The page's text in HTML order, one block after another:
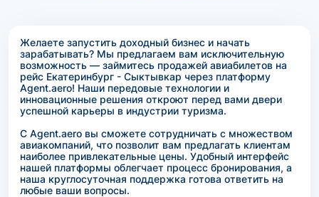
Желаете запустить доходный бизнес и начать
зарабатывать? Мы предлагаем вам исключительную
возможность — займитесь продажей авиабилетов на
рейс Екатеринбург - Сыктывкар через платформу
Agent.aero! Наши передовые технологии и
инновационные решения откроют перед вами двери
успешной карьеры в индустрии туризма.
С Agent.aero вы сможете сотрудничать с множеством
авиакомпаний, что позволит вам предлагать клиентам
наиболее привлекательные цены. Удобный интерфейс
нашей платформы облегчает процесс бронирования, а
наша круглосуточная поддержка готова ответить на
любые ваши вопросы.